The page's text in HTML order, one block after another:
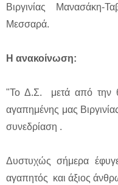
Βιργινίας
Μεσσαρά.
Η ανακοίνωση:
"Το Δ.Σ. μετά από την
αγαπημένης μας
συνεδρίαση .
Δυστυχώς σήμερα
αγαπητός και άξιος